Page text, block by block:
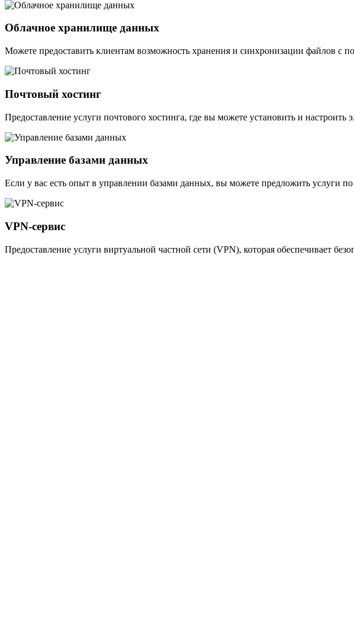
Облачное хранилище данных
Можете предоставить клиентам возможность хранения и синхронизации файлов с
Почтовый хостинг
Предоставление услуги почтового хостинга, где вы можете установить и
Управление базами данных
Если у вас есть опыт в управлении базами данных, вы можете предложить услуги
VPN-сервис
Предоставление услуги виртуальной частной сети (VPN), которая обеспечивает